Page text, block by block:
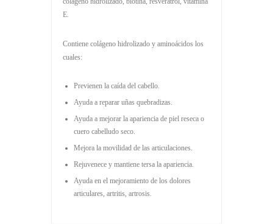
E.
Contiene colágeno hidrolizado y aminoácidos los
cuales:
Previenen la caída del cabello.
Ayuda a reparar uñas quebradizas.
Ayuda a mejorar la apariencia de piel reseca o
cuero cabelludo seco.
Mejora la movilidad de las articulaciones.
Rejuvenece y mantiene tersa la apariencia.
Ayuda en el mejoramiento de los dolores
articulares, artritis, artrosis.